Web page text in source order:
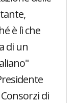
è lì che
di un
di